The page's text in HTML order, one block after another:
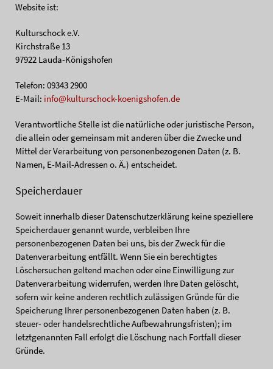
Website ist:
Kulturschock e.V.
Kirchstraße 13
97922 Lauda-Königshofen
Telefon: 09343 2900
E-Mail: info@kulturschock-koenigshofen.de
Verantwortliche Stelle ist die natürliche oder juristische Person,
die allein oder gemeinsam mit anderen über die Zwecke und
Mittel der Verarbeitung von personenbezogenen Daten (z. B.
Namen, E-Mail-Adressen o. Ä.) entscheidet.
Speicherdauer
Soweit innerhalb dieser Datenschutzerklärung keine speziellere
Speicherdauer genannt wurde, verbleiben Ihre
personenbezogenen Daten bei uns, bis der Zweck für die
Datenverarbeitung entfällt. Wenn Sie ein berechtigtes
Löschersuchen geltend machen oder eine Einwilligung zur
Datenverarbeitung widerrufen, werden Ihre Daten gelöscht,
sofern wir keine anderen rechtlich zulässigen Gründe für die
Speicherung Ihrer personenbezogenen Daten haben (z. B.
steuer- oder handelsrechtliche Aufbewahrungsfristen); im
letztgenannten Fall erfolgt die Löschung nach Fortfall dieser
Gründe.